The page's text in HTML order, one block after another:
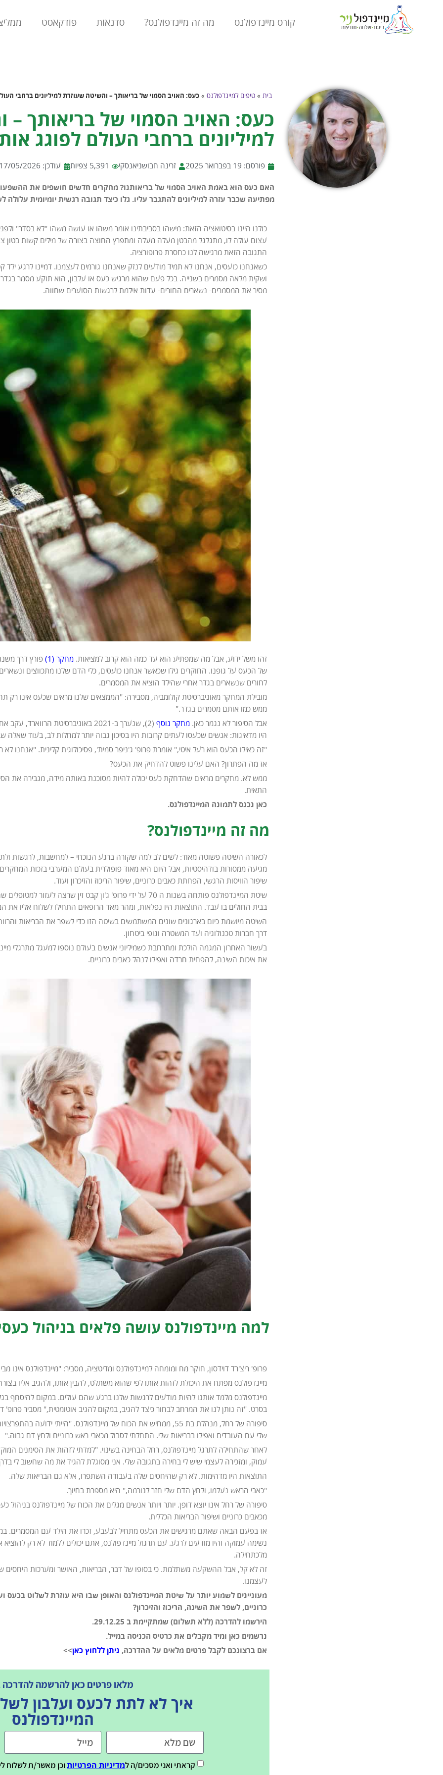
קורס מיינדפולנס מה זה מיינדפולנס? סדנאות פודקאסט
בית »טיפים למיינדפולנס »כעס: האויב הסמוי של בריאותך – והשיטה שעוזרת למיליונים ברחבי
כעס: האויב הסמוי של בריאותך –
למיליונים ברחבי העולם לפוגג
פורסם: 19 בפברואר 2025 זרינה חבושניאנסקי 5,391 צפיות עודכן: 17/05/2026
האם כעס הוא באמת האויב הסמוי של בריאותנו? מחקרים חדשים חושפים את
מפתיעה שכבר עזרה למיליונים להתגבר עליו. גלו כיצד תגובה רגשית יומיומית
כולנו היינו בסיטואציה הזאת: מישהו בסביבתינו אומר משהו או עושה משהו "לא בסדר"
עצום עולה לו, מתגלגל מהבטן מעלה מעלה ומתפרץ החוצה בצורה של מילים קשות בטון
התגובה הזאת מרגישה לנו כחסרת פרופורציה.
כשאנחנו כועסים, אנחנו לא תמיד מודעים לנזק שאנחנו גורמים לעצמנו. דמיינו לרגע
ושקית מלאה מסמרים בשנייה. בכל פעם שהוא מרגיש כעס או עלבון, הוא תוקע מסמר
מסיר את המסמרים- נשארים החורים- עדות אילמת לרגשות הסוערים שחווה.
זהו משל ידוע, אבל מה שמפתיע הוא עד כמה הוא קרוב למציאות.מחקר (1)
לחורים שנשארים בגדר אחרי שהילד הוציא את המסמרים.
מובילת המחקר מאוניברסיטת קולומביה, מסבירה: "הממצאים שלנו מראים שכעס אינו רק
ממש כמו אותם מסמרים בגדר."
אבל הסיפור לא נגמר כאן.מחקר נוסף
היו מדאיגות: אנשים שכעסו לעתים קרובות היו בסיכון גבוה יותר למחלות לב, בעוד שאלה
"זה כאילו הכעס הוא רעל איטי," אומרת פרופ' ג'ניפר סמית', פסיכולוגית קלינית.
אז מה הפתרון? האם עלינו פשוט להדחיק את הכעס?
ממש לא. מחקרים מראים שהדחקת כעס יכולה להיות מסוכנת באותה מידה, מגבירה את
התאית.
כאן נכנס לתמונה המיינדפולנס.
מה זה מיינדפולנס?
לכאורה השיטה פשוטה מאוד: לשים לב למה שקורה ברגע הנוכחי – למחשבות, לרגשות
מגיעה ממסורות בודהיסטיות, אבל היום היא מאוד פופולרית בעולם המערבי בזכות
שיפור הוויסות הרגשי, הפחתת כאבים כרוניים, שיפור הריכוז והזיכרון ועוד.
שיטת המיינדפולנס פותחה בשנות ה 70 על ידי פרופ' ג'ון קבט זין
בבית החולים בו עבד. התוצאות היו נפלאות, ומהר מאד הרופאים התחילו לשלוח אליו את
השיטה מיושמת כיום בארגונים שונים המשתמשים בשיטה הזו כדי לשפר את הבריאות
דרך חברות טכנולוגיה ועד המשטרה וגופי ביטחון.
בעשור האחרון המגמה הולכת ומתרחבת כשמיליוני אנשים בעולם נוספו למעגל מתרגלי
את איכות השינה, להפחית חרדה ואפילו לנהל כאבים כרוניים.
למה מיינדפולנס עושה פלאים בניהול
פרופ' ריצ'רד דוידסון, חוקר מח ומומחה למיינדפולנס ומדיטציה, מסביר: "מיינדפולנס אינו
מיינדפולנס מפתח את היכולת לזהות אותו לפי שהוא משתלט, להבין אותו, ולהגיב אליו
מיינדפולנס מלמד אותנו להיות מודעים לרגשות שלנו ברגע שהם עולים. במקום להיסחף
בסרט. "זה נותן לנו את המרחב לבחור כיצד להגיב, במקום להגיב אוטומטית," מסביר פרופ'
סיפורה של רחל, מנהלת בת 55, ממחיש את הכוח של מיינדפולנס. "הייתי
שלי עם העובדים ואפילו בבריאות שלי. התחלתי לסבול מכאבי ראש כרוניים ולחץ דם גבוה."
לאחר שהתחילה לתרגל מיינדפולנס, רחל הבחינה בשינוי. "למדתי לזהות את הסימנים
עמוק, ומזכירה לעצמי שיש לי בחירה בתגובה שלי. אני מסוגלת להגיד את מה שחשוב לי
התוצאות היו מדהימות. לא רק שהיחסים שלה בעבודה השתפרו, אלא גם הבריאות שלה.
"כאבי הראש נעלמו, ולחץ הדם שלי חזר לנורמה," היא מספרת בחיוך.
סיפורה של רחל אינו יוצא דופן. יותר ויותר אנשים מגלים את הכוח של מיינדפולנס
מכאבים כרוניים ושיפור הבריאות הכללית.
אז בפעם הבאה שאתם מרגישים את הכעס מתחיל לבעבע, זכרו את הילד עם המסמרים.
נשימה עמוקה והיו מודעים לרגע. עם תרגול מיינדפולנס, אתם יכולים ללמוד לא רק
מלכתחילה.
זה לא קל, אבל ההשקעה משתלמת. כי בסופו של דבר, הבריאות, האושר ומערכות היחסים
לעצמנו.
מעוניינים לשמוע יותר על שיטת המיינדפולנס והאופן שבו היא עוזרת לשלוט
כרוניים, לשפר את השינה, הריכוז והזיכרון?
הירשמו להדרכה (ללא תשלום) שמתקיימת ב 29.12.25.
נרשמים כאן ומיד מקבלים את כרטיס הכניסה במייל.
אם ברצונכם לקבל פרטים מלאים על ההדרכה, ניתן ללחוץ כאן>>
מלאו פרטים כאן להרשמה להדרכה ב
איך לא לתת לכעס ועלבון
המיינדפולנס
קראתי ואני מסכים/ה למדיניות הפרטיותוכן מאשר/ת לשלוח